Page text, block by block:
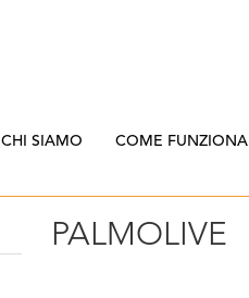
CHI SIAMO COME FUNZIONA
PALMOLIVE